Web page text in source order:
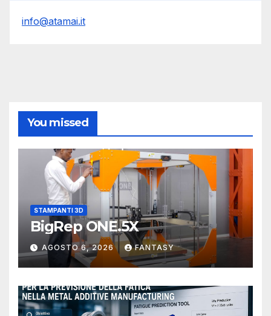
info@atamai.it
You missed
STAMPANTI 3D
BigRep ONE.5X
AGOSTO 6, 2026 FANTASY